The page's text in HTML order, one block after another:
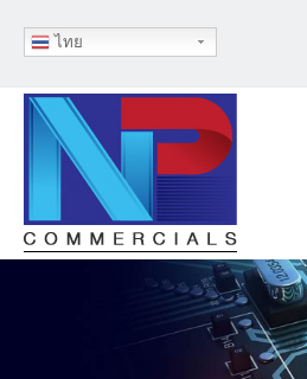
ไทย